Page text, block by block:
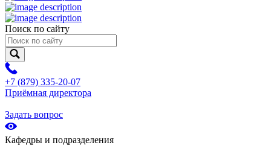
Поиск по сайту
+7 (879) 335-20-07
Приёмная директора
Задать вопрос
Кафедры и подразделения